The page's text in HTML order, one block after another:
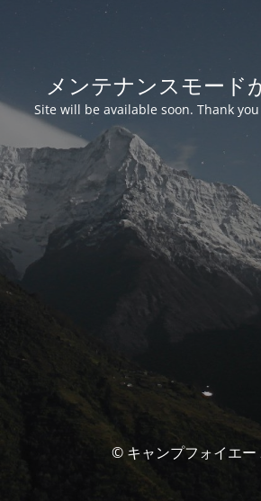
メンテナンスモード
Site will be available soon. Thank
© キャンプフォイエー